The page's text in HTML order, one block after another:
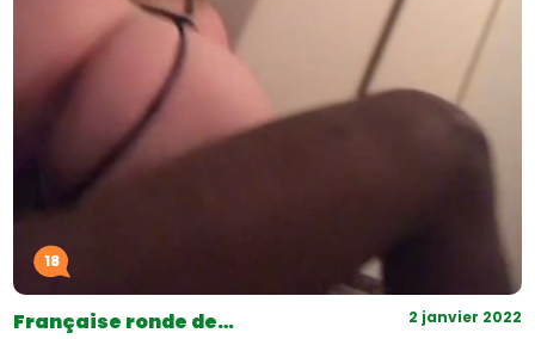
18
Française ronde de… 2 janvier 2022